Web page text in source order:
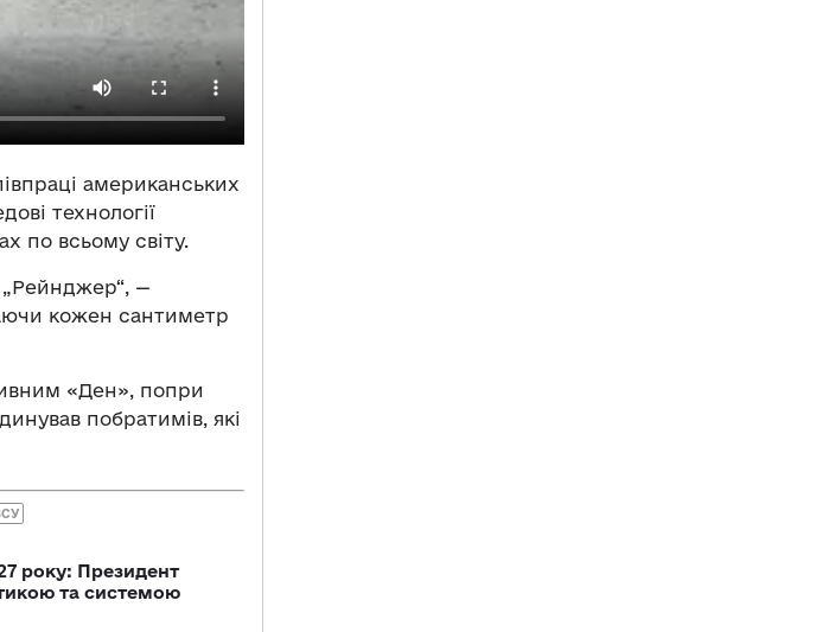
американських
технології
по всьому світу.
—
кожен сантиметр
«Ден», попри
побратимів, які
року: Президент
та системою